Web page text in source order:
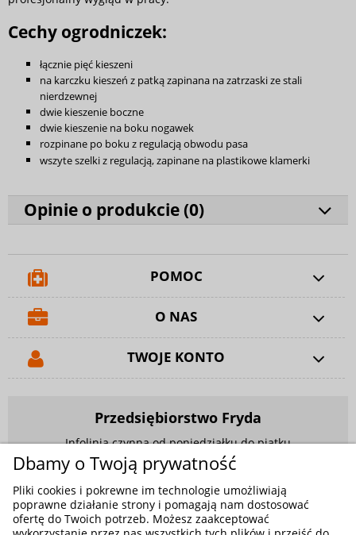
Cechy ogrodniczek:
łącznie pięć kieszeni
na karczku kieszeń z patką zapinana na zatrzaski ze stali
nierdzewnej
dwie kieszenie boczne
dwie kieszenie na boku nogawek
rozpinane po boku z regulacją obwodu pasa
wszyte szelki z regulacją, zapinane na plastikowe klamerki
Opinie o produkcie (0)
POMOC
O NAS
TWOJE KONTO
Przedsiębiorstwo Fryda
Infolinia czynna od poniedziałku do piątku
w godzinach 9.00 - 17.00
881 703 704
E-mail:sklep@fryda.com.pl
Dbamy o Twoją prywatność
Pliki cookies i pokrewne im technologie umożliwiają
poprawne działanie strony i pomagają nam dostosować
ofertę do Twoich potrzeb. Możesz zaakceptować